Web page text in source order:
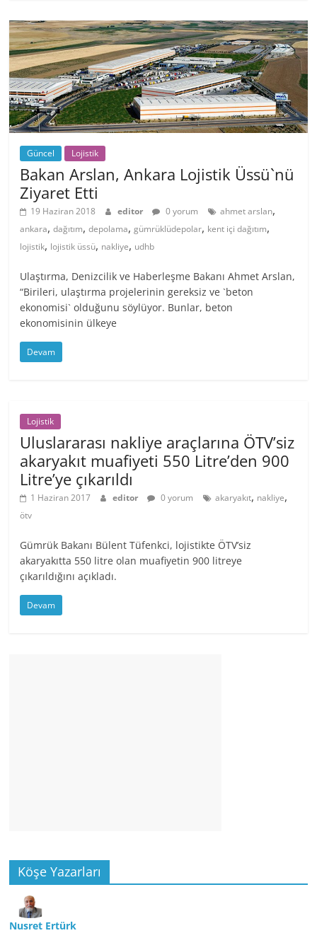
Güncel Lojistik
Bakan Arslan, Ankara Lojistik Üssü`nü
Ziyaret Etti
19 Haziran 2018 editor 0 yorum ahmet arslan,
ankara,dağıtım,depolama,gümrüklüdepolar, kent içi dağıtım,
lojistik, lojistik üssü, nakliye, udhb
Ulaştırma, Denizcilik ve Haberleşme Bakanı Ahmet Arslan,
“Birileri, ulaştırma projelerinin gereksiz ve `beton
ekonomisi` olduğunu söylüyor. Bunlar, beton
ekonomisinin ülkeye
Devam
Lojistik
Uluslararası nakliye araçlarına ÖTV’siz
akaryakıt muafiyeti 550 Litre’den 900
Litre’ye çıkarıldı
1 Haziran 2017 editor 0 yorum akaryakıt, nakliye,
ötv
Gümrük Bakanı Bülent Tüfenkci, lojistikte ÖTV’siz
akaryakıtta 550 litre olan muafiyetin 900 litreye
çıkarıldığını açıkladı.
Devam
Köşe Yazarları
Nusret Ertürk